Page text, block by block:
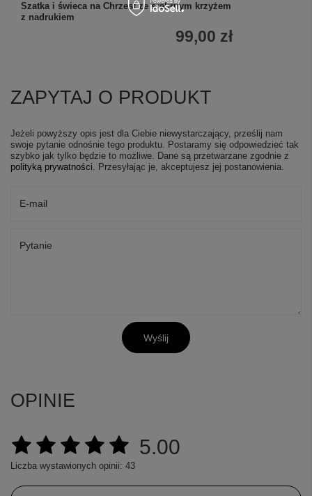
Szatka i świeca na Chrzest ze srebrnym krzyżem
z nadrukiem
99,00 zł
ZAPYTAJ O PRODUKT
Jeżeli powyższy opis jest dla Ciebie niewystarczający, prześlij nam
swoje pytanie odnośnie tego produktu. Postaramy się odpowiedzieć tak
szybko jak tylko będzie to możliwe. Dane są przetwarzane zgodnie z
polityką prywatności. Przesyłając je, akceptujesz jej postanowienia.
E-mail
Pytanie
Wyślij
OPINIE
5.00
Liczba wystawionych opinii: 43